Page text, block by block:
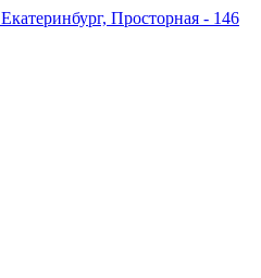
Екатеринбург, Просторная - 146